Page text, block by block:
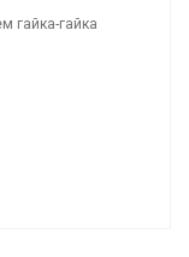
гайка-гайка